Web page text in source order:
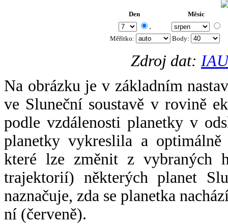
Den Měsíc
.
Měřítko: Body:
Zdroj dat:
Na obrázku je v základním
ve Sluneční soustavě v rovině
podle vzdálenosti planetky v
planetky vykreslila a
které lze změnit z vybraných
trajektorií) některých planet
naznačuje, zda se planetka
ní (červeně).